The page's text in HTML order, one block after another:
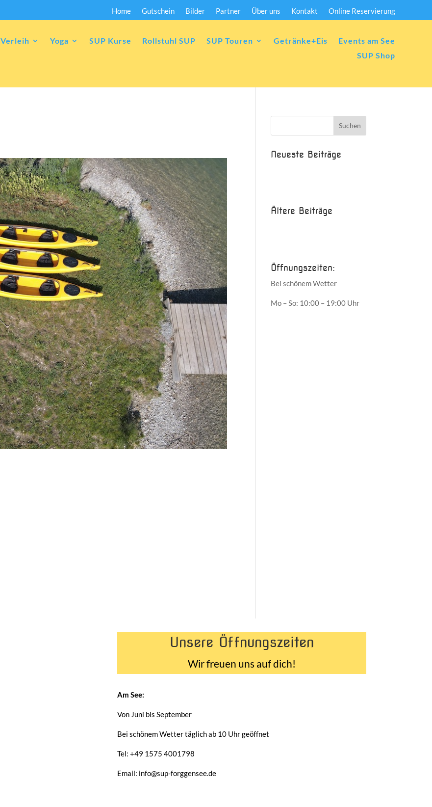
Home Gutschein Bilder Partner Über uns Kontakt Online Reservierung
Verleih Yoga SUP Kurse Rollstuhl SUP SUP Touren Getränke+Eis
Events am See
SUP Shop
Neueste Beiträge
Ältere Beiträge
Öffnungszeiten:
Bei schönem Wetter
Mo – So: 10:00 – 19:00 Uhr
Unsere Öffnungszeiten
Wir freuen uns auf dich!
Am See:
Von Juni bis September
Bei schönem Wetter täglich ab 10 Uhr geöffnet
Tel: +49 1575 4001798
Email: info@sup-forggensee.de